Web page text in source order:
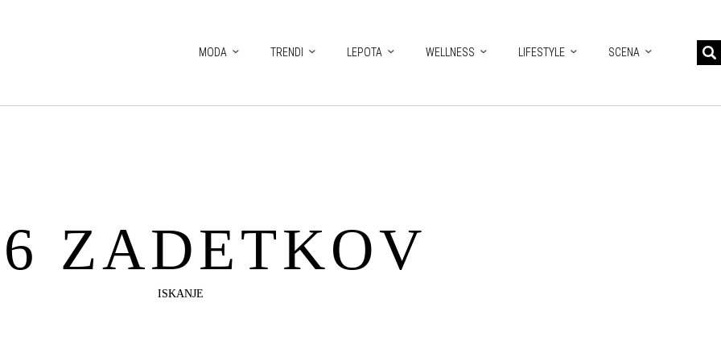
MODA TRENDI LEPOTA WELLNESS LIFESTYLE SCENA
ZADETKOV
ISKANJE